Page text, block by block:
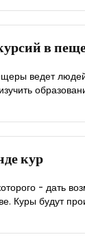
в
ведет
кур
- дать
Куры будут